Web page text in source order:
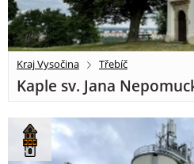
Kraj Vysočina Třebíč
Kaple sv. Jana